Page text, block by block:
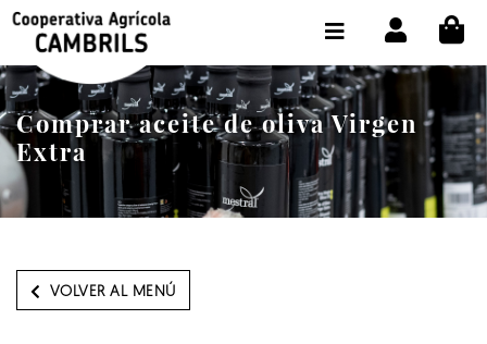
Comprar aceite de oliva Virgen
Extra
VOLVER AL MENÚ
TIENDA COMPRA ONLINE
LA COOPERATIVA
OLEOTOUR
PRODUCTOS
NUESTRO ACEITE